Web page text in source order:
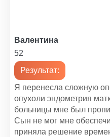
41 Br
Уход за
41 Br
Уход за больным с
48 Br
Уход за
Валентина
52
Результат:
Я перенесла сложную
опухоли эндометрия
больницы мне был
Сын не мог мне
приняла решение